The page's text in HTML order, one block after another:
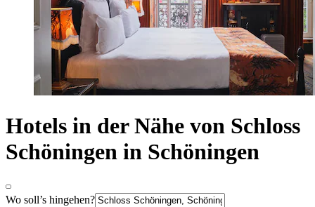
Hotels in der Nähe von Schloss
Schöningen in Schöningen
Wo soll’s hingehen?